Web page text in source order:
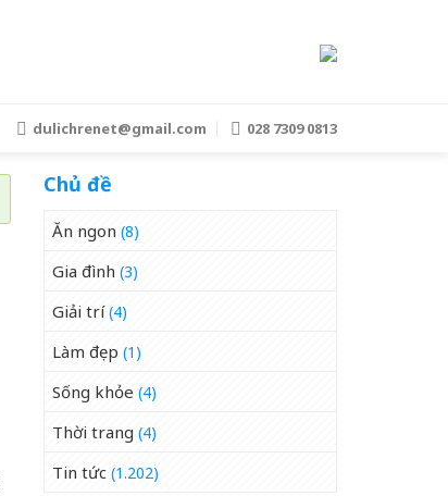
dulichrenet@gmail.com 028 7309 0813
Chủ đề
Ăn ngon (8)
Gia đình (3)
Giải trí(4)
Làm đẹp (1)
Sống khỏe (4)
Thời trang (4)
Tin tức (1.202)